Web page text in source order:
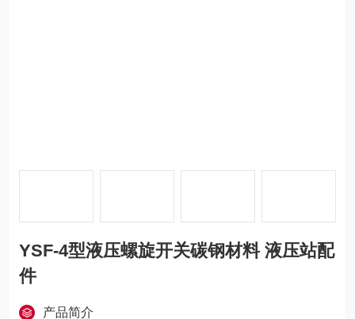
YSF-4型液压螺旋开关碳钢材料 液压站配
件
产品简介